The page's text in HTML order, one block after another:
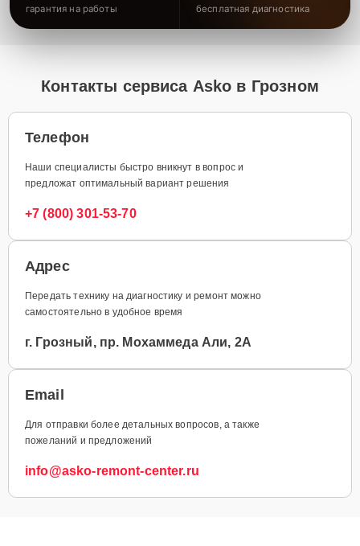
гарантия на работы бесплатная диагностика
Контакты сервиса Asko в Грозном
Телефон
Наши специалисты быстро вникнут в вопрос и
предложат оптимальный вариант решения
+7 (800) 301-53-70
Адрес
Передать технику на диагностику и ремонт можно
самостоятельно в удобное время
г. Грозный, пр. Мохаммеда Али, 2А
Email
Для отправки более детальных вопросов, а также
пожеланий и предложений
info@asko-remont-center.ru